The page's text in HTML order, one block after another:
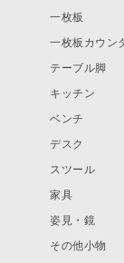
一枚板
一枚板カウン
テーブル脚
キッチン
ベンチ
デスク
スツール
家具
姿見・鏡
その他小物